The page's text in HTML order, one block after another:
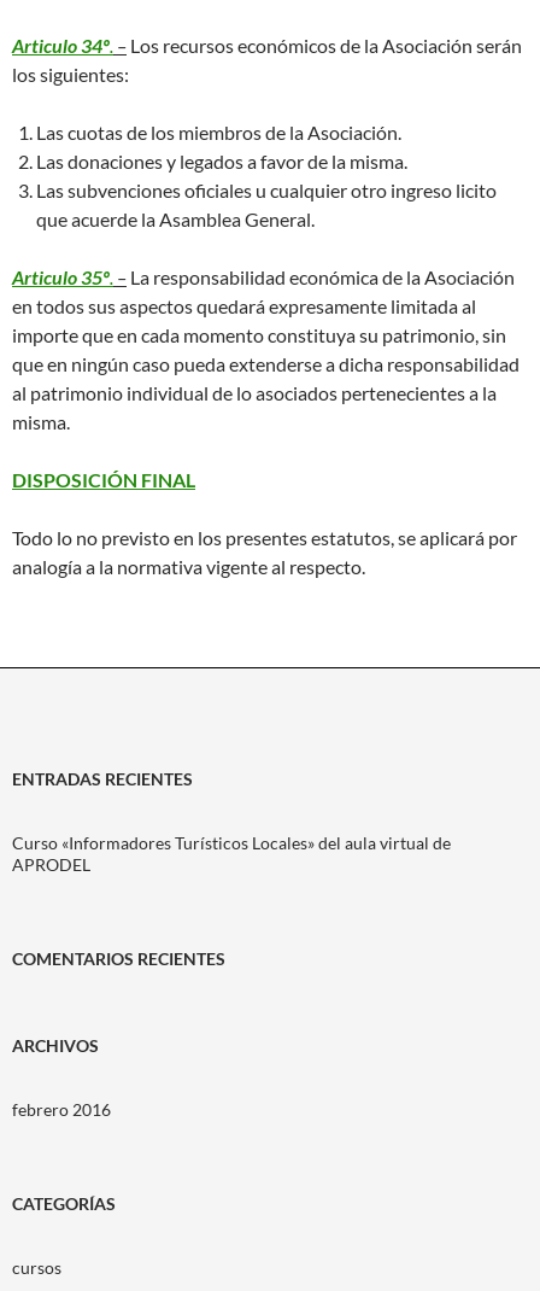
Articulo 34º. – Los recursos económicos de la Asociación serán
los siguientes:
Las cuotas de los miembros de la Asociación.
Las donaciones y legados a favor de la misma.
Las subvenciones oficiales u cualquier otro ingreso licito
que acuerde la Asamblea General.
Articulo 35º. – La responsabilidad económica de la Asociación
en todos sus aspectos quedará expresamente limitada al
importe que en cada momento constituya su patrimonio, sin
que en ningún caso pueda extenderse a dicha responsabilidad
al patrimonio individual de lo asociados pertenecientes a la
misma.
DISPOSICIÓN FINAL
Todo lo no previsto en los presentes estatutos, se aplicará por
analogía a la normativa vigente al respecto.
ENTRADAS RECIENTES
Curso «Informadores Turísticos Locales» del aula virtual de
APRODEL
COMENTARIOS RECIENTES
ARCHIVOS
febrero 2016
CATEGORÍAS
cursos